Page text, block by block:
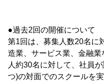
●過去2回の開催について
第1回は、募集人数20名に
造業、サービス業、金融
人約30名に対して、社員
つ)の対面でのスクールを